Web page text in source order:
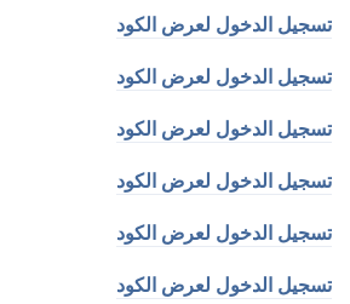
تسجيل الدخول لعرض الكود
تسجيل الدخول لعرض الكود
تسجيل الدخول لعرض الكود
تسجيل الدخول لعرض الكود
تسجيل الدخول لعرض الكود
تسجيل الدخول لعرض الكود